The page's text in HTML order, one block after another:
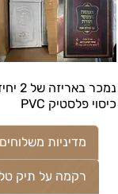
נמכר באריזה של 2 יחידות.
כיסוי פלסטיק PVC
מדיניות משלוחים
רקמה על תיק